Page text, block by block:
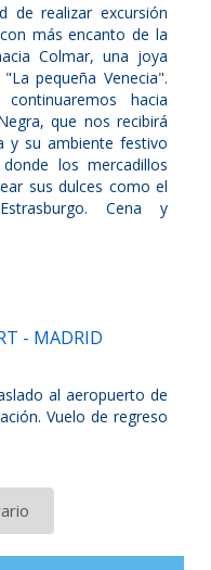
de realizar excursión
más encanto de la
Colmar, una joya
pequeña Venecia".
hacia
que nos recibirá
y su ambiente festivo
los mercadillos
sus dulces como el
Cena y
- MADRID
al aeropuerto de
Vuelo de regreso